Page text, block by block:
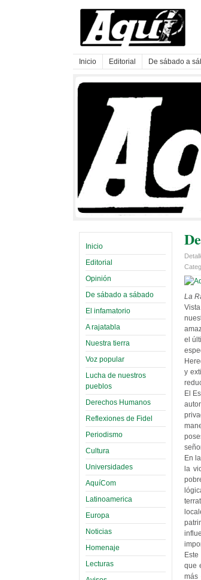
Inicio Editorial De sábado a
Inicio
Editorial
Opinión
De sábado a sábado
El infamatorio
A rajatabla
Nuestra tierra
Voz popular
Lucha de nuestros
pueblos
Derechos Humanos
Reflexiones de Fidel
Periodismo
Cultura
Universidades
AquíCom
Latinoamerica
Europa
Noticias
Homenaje
Lecturas
La
el
y
El
En
la
que
más